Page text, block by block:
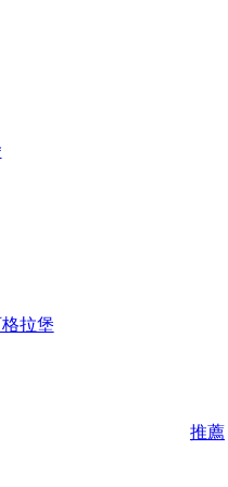
拉堡
推薦